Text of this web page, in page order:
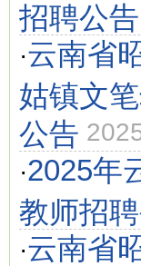
招聘公告
·云南省
姑镇文
公告
·2025年
教师招
·云南省